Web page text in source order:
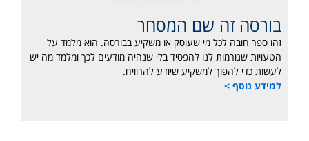
בורסה זה שם המסחר
זהו ספר חובה לכל מי שעוסק או משקיע בבורסה. הוא מלמד על
הטעויות שגורמות לנו להפסיד בלי שנהיה מודעים לכך ומלמד מה יש
לעשות כדי להפוך למשקיע שיודע להרוויח.
למידע נוסף >